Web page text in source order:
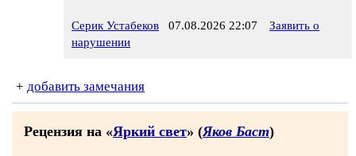
Серик Устабеков 07.08.2026 22:07
Заявить о
нарушении
+ добавить замечания
Рецензия на «Яркий свет» (Яков Баст)